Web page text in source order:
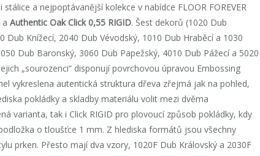
a nejpoptávanější kolekce v nabídce FLOOR FOREVER
aAuthentic Oak Click 0,55 RIGID. Šest dekorů (1020 Dub
Dub Knížecí, 2040 Dub Vévodský, 1010 Dub Hraběcí a 1030
Dub Baronský, 3060 Dub Papežský, 4010 Dub Pážecí a 5020
„sourozenci“ disponují povrchovou úpravou Embossing
vykreslena autentická struktura dřeva zřejmá jak na pohled,
pokládky a skladby materiálu volit mezi dvěma
varianta, tak i Click RIGID pro plovoucí způsob pokládky, kdy
o tloušťce 1 mm. Z hlediska formátů jsou všechny
prken. Přesto mají dva vzory, 1020F Dub Královský a 2030F